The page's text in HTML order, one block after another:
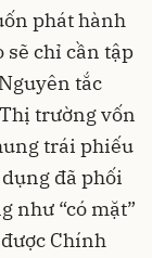
phát hành
chỉ cần tập
tắc
trường vốn
trái phiếu
đã phối
như “có mặt”
Chính